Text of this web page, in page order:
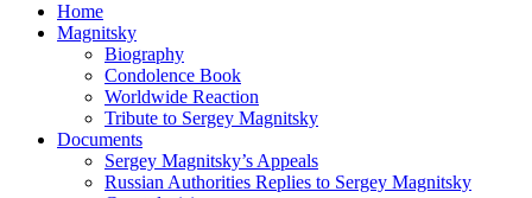
Home
Magnitsky
Biography
Condolence Book
Worldwide Reaction
Tribute to Sergey Magnitsky
Documents
Sergey Magnitsky’s Appeals
Russian Authorities Replies to Sergey Magnitsky